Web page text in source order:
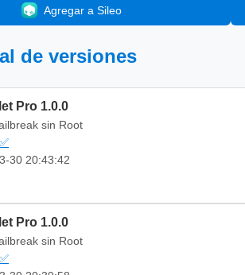
Agregar a Sileo
de versiones
Pro 1.0.0
sin Root
30 20:43:42
Pro 1.0.0
sin Root